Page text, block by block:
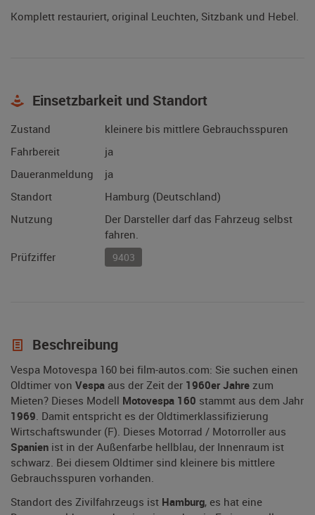
Komplett restauriert, original Leuchten, Sitzbank und Hebel.
Einsetzbarkeit und Standort
Zustand
kleinere bis mittlere Gebrauchsspuren
Fahrbereit
ja
Daueranmeldung
ja
Standort
Hamburg (Deutschland)
Nutzung
Der Darsteller darf das Fahrzeug selbst
fahren.
Prüfziffer
9403
Beschreibung
Vespa Motovespa 160 bei film-autos.com: Sie suchen einen
Oldtimer von Vespa aus der Zeit der 1960er Jahre zum
Mieten? Dieses Modell Motovespa 160 stammt aus dem Jahr
1969 . Damit entspricht es der Oldtimerklassifizierung
Wirtschaftswunder (F). Dieses Motorrad / Motorroller aus
Spanien ist in der Außenfarbe hellblau, der Innenraum ist
schwarz. Bei diesem Oldtimer sind kleinere bis mittlere
Gebrauchsspuren vorhanden.
Standort des Zivilfahrzeugs ist Hamburg, es hat eine